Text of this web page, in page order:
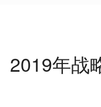
2019年战